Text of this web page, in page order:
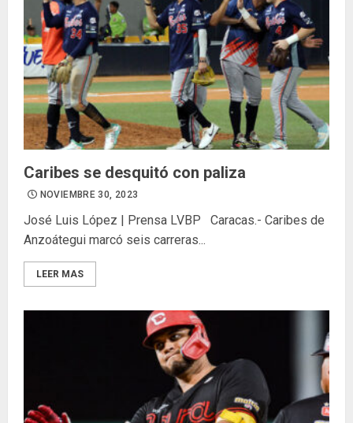
Caribes se desquitó con paliza
NOVIEMBRE 30, 2023
José Luis López | Prensa LVBP Caracas.- Caribes de
Anzoátegui marcó seis carreras...
LEER MAS